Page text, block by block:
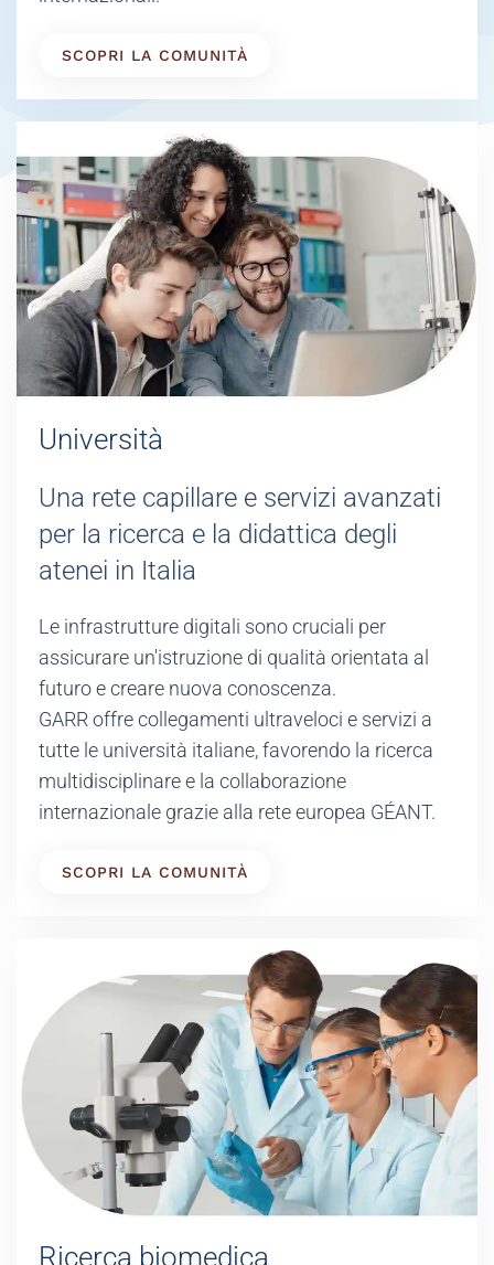
SCOPRI LA COMUNITÀ
Università
Una rete capillare e servizi avanzati
per la ricerca e la didattica degli
atenei in Italia
Le infrastrutture digitali sono cruciali per
assicurare un'istruzione di qualità orientata al
futuro e creare nuova conoscenza.
GARR offre collegamenti ultraveloci e servizi a
tutte le università italiane, favorendo la ricerca
multidisciplinare e la collaborazione
internazionale grazie alla rete europea GÉANT.
SCOPRI LA COMUNITÀ
Ricerca biomedica